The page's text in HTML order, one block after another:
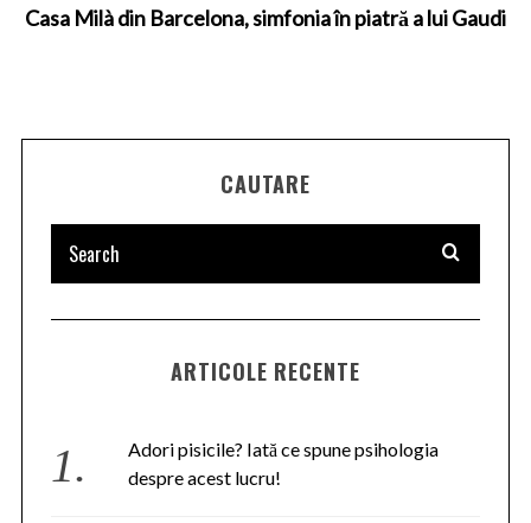
Casa Milà din Barcelona, simfonia în piatră a lui Gaudi
CAUTARE
ARTICOLE RECENTE
Adori pisicile? Iată ce spune psihologia
despre acest lucru!